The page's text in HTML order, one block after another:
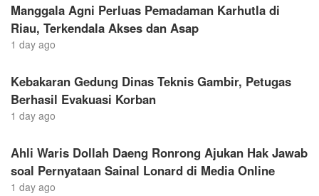
Manggala Agni Perluas Pemadaman Karhutla di
Riau, Terkendala Akses dan Asap
1 day ago
Kebakaran Gedung Dinas Teknis Gambir, Petugas
Berhasil Evakuasi Korban
1 day ago
Ahli Waris Dollah Daeng Ronrong Ajukan Hak Jawab
soal Pernyataan Sainal Lonard di Media Online
1 day ago